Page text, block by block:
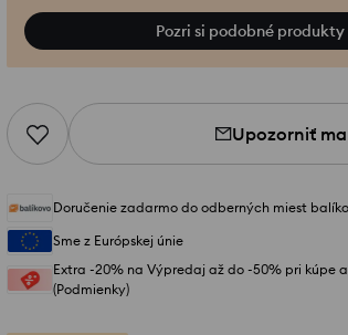
Pozri si podobné produkty
Upozorniť ma
Doručenie zadarmo do odberných miest
Sme z Európskej únie
Extra -20% na Výpredaj až do -50% pri kúpe
(Podmienky)